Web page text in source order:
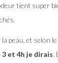
tient super
peau, et selon le
et 4h je dirais.